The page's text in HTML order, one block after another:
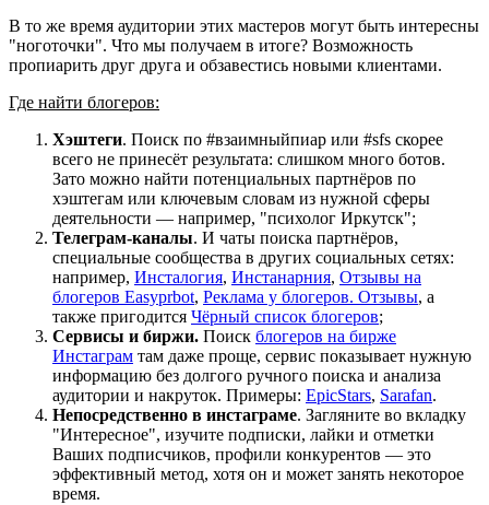
В то же время аудитории этих мастеров могут быть интересны
"ноготочки". Что мы получаем в итоге? Возможность
пропиарить друг друга и обзавестись новыми клиентами.
Где найти блогеров:
Хэштеги. Поиск по #взаимныйпиар или #sfs скорее
всего не принесёт результата: слишком много ботов.
Зато можно найти потенциальных партнёров по
хэштегам или ключевым словам из нужной сферы
деятельности — например, "психолог Иркутск";
Телеграм-каналы. И чаты поиска партнёров,
специальные сообщества в других социальных сетях:
например, Инсталогия, Инстанарния, Отзывы на
блогеров Easyprbot, Реклама у блогеров. Отзывы, а
также пригодится Чёрный список блогеров;
Сервисы и биржи. Поиск блогеров на бирже
Инстаграм там даже проще, сервис показывает нужную
информацию без долгого ручного поиска и анализа
аудитории и накруток. Примеры: EpicStars, Sarafan.
Непосредственно в инстаграме. Загляните во вкладку
"Интересное", изучите подписки, лайки и отметки
Ваших подписчиков, профили конкурентов — это
эффективный метод, хотя он и может занять некоторое
время.